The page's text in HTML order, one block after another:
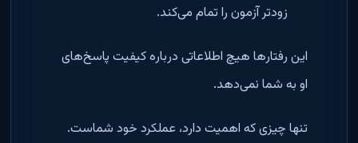
زودتر آزمون را تمام می‌کند.
این رفتارها هیچ اطلاعاتی درباره کیفیت پاسخ‌های
او به شما نمی‌دهد.
تنها چیزی که اهمیت دارد، عملکرد خود شماست.